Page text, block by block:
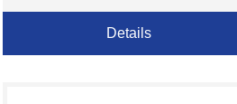
Details